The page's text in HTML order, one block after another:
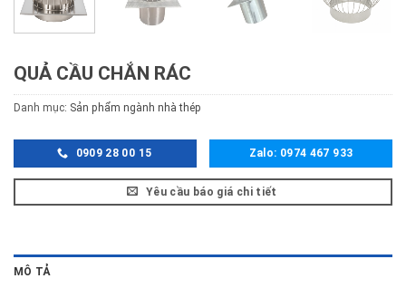
QUẢ CẦU CHẮN RÁC
Danh mục: Sản phẩm ngành nhà thép
0909 28 00 15 Zalo: 0974 467 933
Yêu cầu báo giá chi tiết
MÔ TẢ